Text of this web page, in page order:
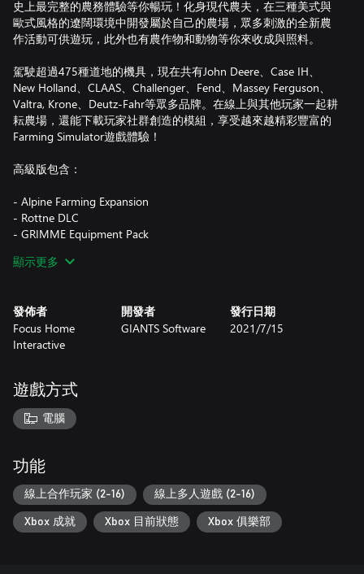
史上最完整的農務體驗等你暢玩！化身現代農夫，在三種美式與
歐式風格的遼闊環境中開發屬於自己的農場，眾多刺激的全新農
作活動可供遊玩，此外也有農作物和動物等你來收成與照料。
駕駛超過475種道地的機具，現在共有John Deere、Case IH、
New Holland、CLAAS、Challenger、Fend、Massey Ferguson、
Valtra, Krone、Deutz-Fahr等眾多品牌。在線上與其他玩家一起耕
耘農場，還能下載玩家社群創造的模組，享受越來越精彩豐富的
Farming Simulator遊戲體驗！
高級版包含：
- Alpine Farming Expansion
- Rottne DLC
- GRIMME Equipment Pack
- Bourgault DLC
- Anderson Group Equipment Pack
- John Deere XUV865M Gator DLC
- CLAAS DOMINATOR 108 SL MAXI DLC
顯示更多
發佈者
Focus Home
Interactive
開發者
GIANTS Software
發行日期
2021/7/15
遊戲方式
電腦
功能
線上合作玩家 (2-16) 線上多人遊戲 (2-16)
Xbox 成就 Xbox 目前狀態 Xbox 俱樂部